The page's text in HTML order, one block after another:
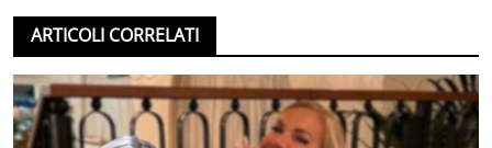
ARTICOLI CORRELATI